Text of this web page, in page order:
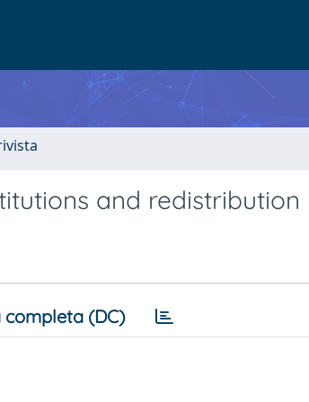
and redistribution
completa (DC)